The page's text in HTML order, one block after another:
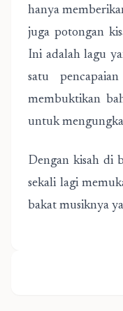
hanya
juga potongan
Ini adalah lagu
satu
membuktikan
untuk
Dengan kisah di
sekali lagi
bakat musiknya